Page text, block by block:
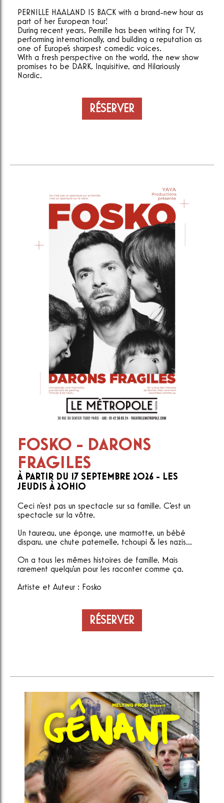
PERNILLE HAALAND IS BACK with a brand-new hour as
part of her European tour!
During recent years, Pernille has been writing for TV,
performing internationally, and building a reputation as
one of Europe's sharpest comedic voices.
With a fresh perspective on the world, the new show
promises to be DARK, Inquisitive, and Hilariously
Nordic.
RÉSERVER
FOSKO - DARONS
FRAGILES
À PARTIR DU 17 SEPTEMBRE 2026 - LES
JEUDIS À 20H10
Ceci n'est pas un spectacle sur sa famille. C'est un
spectacle sur la vôtre.
Un taureau, une éponge, une marmotte, un bébé
disparu, une chute paternelle, tchoupi & les nazis...
On a tous les mêmes histoires de famille. Mais
rarement quelqu'un pour les raconter comme ça.
Artiste et Auteur : Fosko
RÉSERVER